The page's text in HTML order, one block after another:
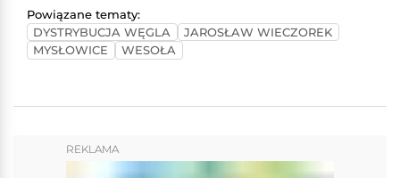
Powiązane tematy:
DYSTRYBUCJA WĘGLA
JAROSŁAW WIECZOREK
MYSŁOWICE
WESOŁA
REKLAMA